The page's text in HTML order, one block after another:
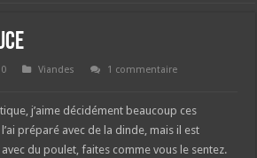
Viandes
1 commentaire
j’aime décidément beaucoup ces
préparé avec de la dinde, mais il est
du poulet, faites comme vous le sentez.